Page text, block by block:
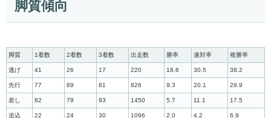
脚質傾向
脚質 1着数 2着数 3着数 出走数 勝率 連対率 複勝率
逃げ 41 26 17 220 18.6 30.5 38.2
先行 77 89 81 826 9.3 20.1 29.9
差し 82 79 93 1450 5.7 11.1 17.5
追込 22 24 30 1096 2.0 4.2 6.9